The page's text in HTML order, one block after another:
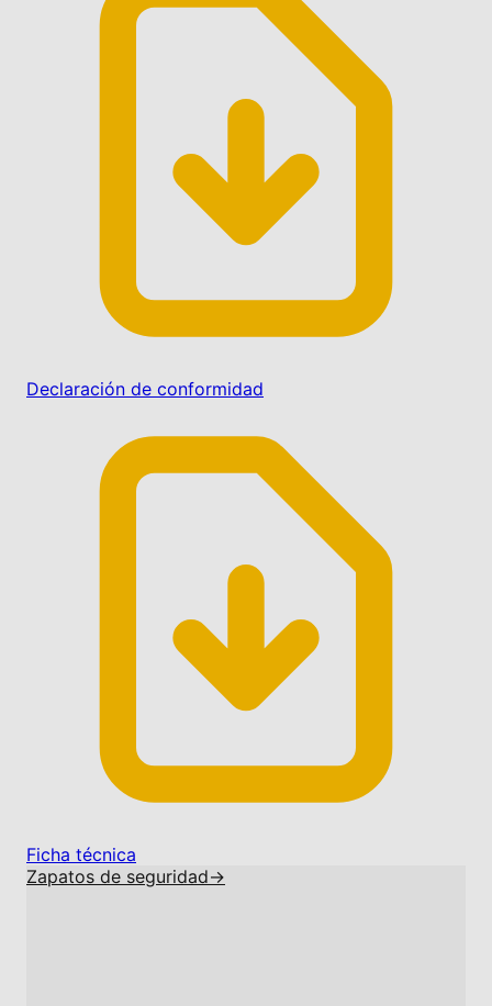
Declaración de conformidad
Ficha técnica
Zapatos de seguridad→